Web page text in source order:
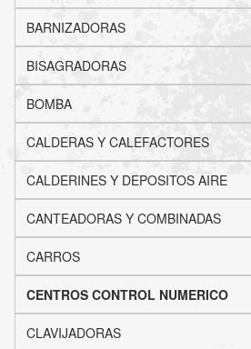
BARNIZADORAS
BISAGRADORAS
BOMBA
CALDERAS Y CALEFACTORES
CALDERINES Y DEPOSITOS AIRE
CANTEADORAS Y COMBINADAS
CARROS
CENTROS CONTROL NUMERICO
CLAVIJADORAS